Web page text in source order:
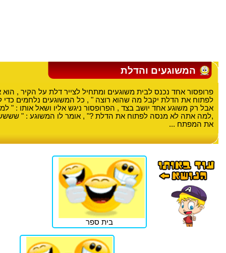
המשוגעים והדלת
פרופסור אחד נכנס לבית משוגעים ומתחיל לצייר דלת על הקיר , הוא
לפתוח את הדלת יקבל מה שהוא רוצה " , כל המשוגעים נלחמים
אבל רק משוגע אחד יושב בצד , הפרופסור ניגש אליו ושאל אותו : "
,למה אתה לא מנסה לפתוח את הדלת ?" , אומר לו המשוגע : "
את המפתח ...
בית ספר